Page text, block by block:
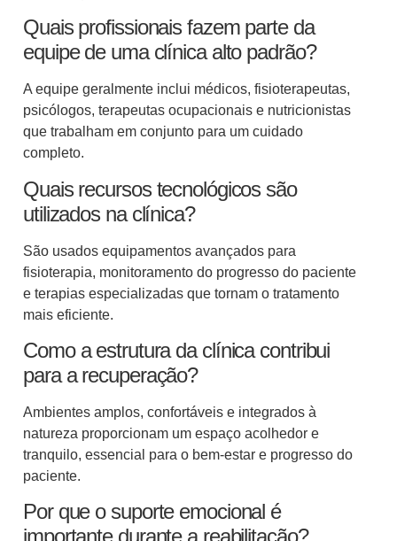
Quais profissionais fazem parte da
equipe de uma clínica alto padrão?
A equipe geralmente inclui médicos, fisioterapeutas,
psicólogos, terapeutas ocupacionais e nutricionistas
que trabalham em conjunto para um cuidado
completo.
Quais recursos tecnológicos são
utilizados na clínica?
São usados equipamentos avançados para
fisioterapia, monitoramento do progresso do paciente
e terapias especializadas que tornam o tratamento
mais eficiente.
Como a estrutura da clínica contribui
para a recuperação?
Ambientes amplos, confortáveis e integrados à
natureza proporcionam um espaço acolhedor e
tranquilo, essencial para o bem-estar e progresso do
paciente.
Por que o suporte emocional é